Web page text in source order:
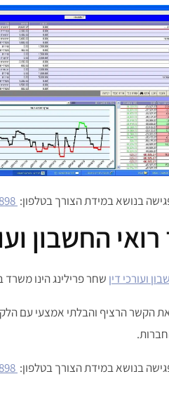
בנושא במידת הצורך בטלפון:
החשבון
ועורכי דין שחר פרילינג הינו משרד
הקשר הרציף והבלתי אמצעי עם
בנושא במידת הצורך בטלפון: